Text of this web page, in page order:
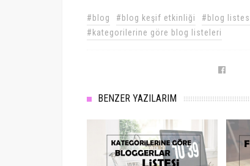
#blog #blog keşif etkinliği #blog
#kategorilerine göre blog listeleri
BENZER YAZILARIM